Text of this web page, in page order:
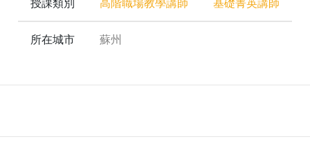
授課類別 高階職場教學講師 基礎菁英講師
所在城市 蘇州